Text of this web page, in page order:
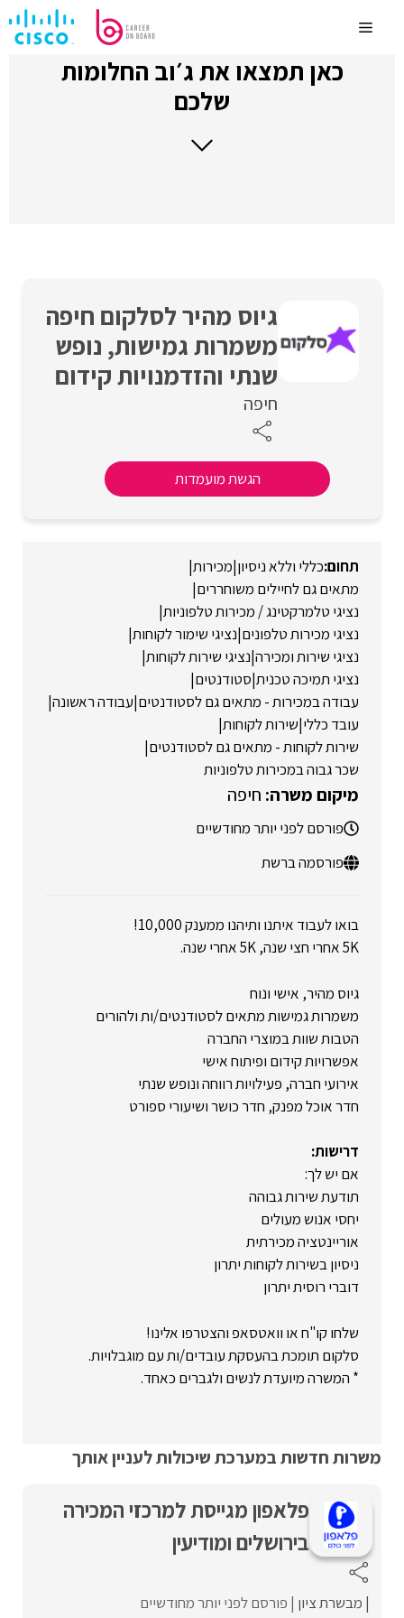
לתוכןMenu
כאן תמצאו את ג׳וב החלומות
שלכם
גיוס מהיר לסלקום חיפה
משמרות גמישות, נופש
שנתי והזדמנויות קידום
חיפה
הגשת מועמדות
כללי וללא ניסיון|מכירות|
מתאים גם לחיילים משוחררים|
נציגי טלמרקטינג / מכירות טלפוניות|
נציגי מכירות טלפונים|נציגי שימור לקוחות|
נציגי שירות ומכירה|נציגי שירות לקוחות|
נציגי תמיכה טכנית|סטודנטים|
עבודה במכירות - מתאים גם לסטודנטים|עבודה ראשונה|
עובד כללי|שירות לקוחות|
שירות לקוחות - מתאים גם לסטודנטים|
שכר גבוה במכירות טלפוניות
חיפה
פורסם לפני יותר מחודשיים
פורסמה ברשת
בואו לעבוד איתנו ותיהנו ממענק 10,000!
5K אחרי חצי שנה, 5K אחרי שנה.
גיוס מהיר, אישי ונוח
משמרות גמישות מתאים לסטודנטים/ות ולהורים
הטבות שוות במוצרי החברה
אפשרויות קידום ופיתוח אישי
אירועי חברה, פעילויות רווחה ונופש שנתי
חדר אוכל מפנק, חדר כושר ושיעורי ספורט
דרישות:
אם יש לך:
תודעת שירות גבוהה
יחסי אנוש מעולים
אוריינטציה מכירתית
ניסיון בשירות לקוחות יתרון
דוברי רוסית יתרון
שלחו קו"ח או וואטסאפ והצטרפו אלינו!
סלקום תומכת בהעסקת עובדים/ות עם מוגבלויות.
* המשרה מיועדת לנשים ולגברים כאחד.
משרות חדשות במערכת שיכולות לעניין אותך
פלאפון מגייסת למרכזי המכירה
בירושלים ומודיעין
מבשרת ציון פורסם לפני יותר מחודשיים